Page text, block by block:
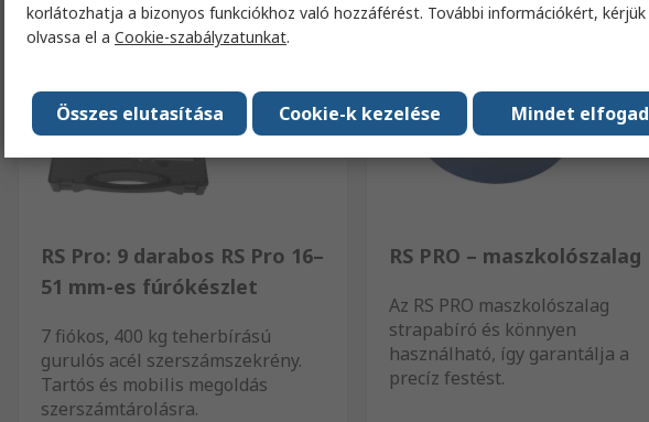
RS Pro: 9 darabos RS Pro 16–
51 mm-es fúrókészlet
7 fiókos, 400 kg teherbírású
gurulós acél szerszámszekrény.
Tartós és mobilis megoldás
szerszámtárolásra.
RS PRO – maszkolószalag
Az RS PRO maszkolószalag
strapabíró és könnyen
használható, így garantálja a
precíz festést.
korlátozhatja a bizonyos funkciókhoz való hozzáférést. További információkért, kérjük
olvassa el a Cookie-szabályzatunkat.
Mindet elfogad
Cookie-k kezelése
Összes elutasítása